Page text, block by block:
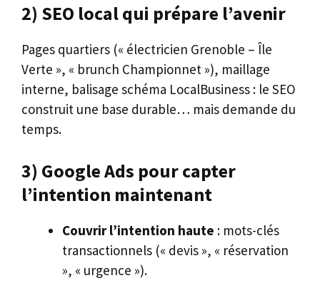
2) SEO local qui prépare l’avenir
Pages quartiers (« électricien Grenoble – Île
Verte », « brunch Championnet »), maillage
interne, balisage schéma LocalBusiness : le SEO
construit une base durable… mais demande du
temps.
3) Google Ads pour capter
l’intention maintenant
Couvrir l’intention haute : mots-clés
transactionnels (« devis », « réservation
», « urgence »).